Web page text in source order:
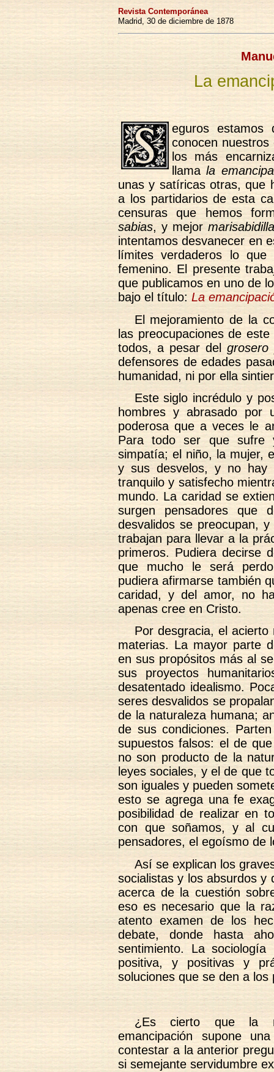
Revista Contemporánea
Madrid, 30 de diciembre de 1878
La
eguros
conocen
los más
llamala
unas y satíricas otras, que
a los partidarios de esta
censuras que hemos
sabias, y mejor
intentamos desvanecer en
límites verdaderos lo
femenino. El presente
que publicamos en uno de
bajo el título: La
El mejoramiento de la
las preocupaciones de
todos, a pesar del grosero
defensores de edades
humanidad, ni por ella
Este siglo incrédulo y
hombres y abrasado por
poderosa que a veces le
Para todo ser que
simpatía; el niño, la mujer,
y sus desvelos, y no hay
tranquilo y satisfecho
mundo. La caridad se
surgen pensadores
desvalidos se preocupan,
trabajan para llevar a la
primeros. Pudiera decirse
que mucho le será
pudiera afirmarse también
caridad, y del amor, no
apenas cree en Cristo.
Por desgracia, el
materias. La mayor parte
en sus propósitos más al
sus proyectos
desatentado idealismo.
seres desvalidos se
de la naturaleza humana;
de sus condiciones.
supuestos falsos: el de
no son producto de la
leyes sociales, y el de que
son iguales y pueden
esto se agrega una fe
posibilidad de realizar en
con que soñamos, y al
pensadores, el egoísmo de
Así se explican los
socialistas y los absurdos y
acerca de la cuestión
eso es necesario que la
atento examen de los
debate, donde hasta
sentimiento. La
positiva, y positivas y
soluciones que se den a los
¿Es cierto que la
emancipación supone
contestar a la anterior
si semejante servidumbre